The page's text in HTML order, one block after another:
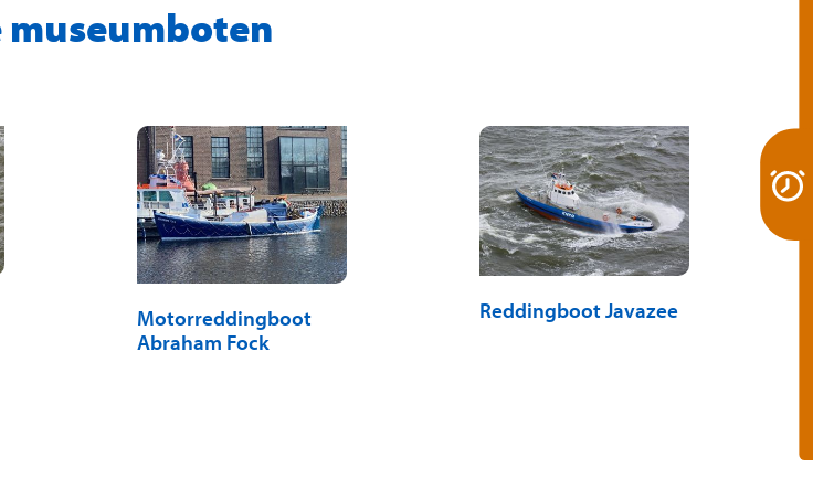
museumboten
Motorreddingboot
Abraham Fock
Reddingboot Javazee